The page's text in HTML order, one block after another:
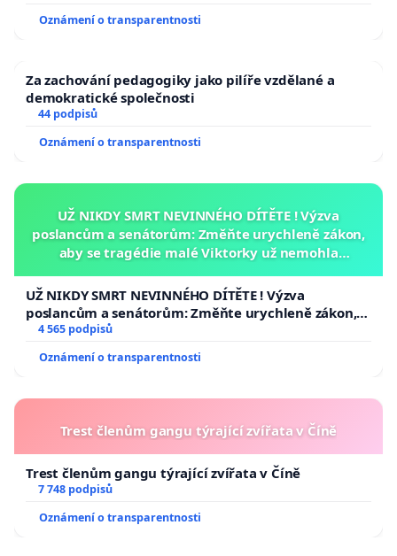
Oznámení o transparentnosti
Za zachování pedagogiky jako pilíře vzdělané a
demokratické společnosti
44 podpisů
Oznámení o transparentnosti
UŽ NIKDY SMRT NEVINNÉHO DÍTĚTE ! Výzva
poslancům a senátorům: Změňte urychleně zákon,
aby se tragédie malé Viktorky už nemohla
UŽ NIKDY SMRT NEVINNÉHO DÍTĚTE ! Výzva
poslancům a senátorům: Změňte urychleně zákon,
aby se tragédie malé Viktorky už nemohla opakovat!
4 565 podpisů
Oznámení o transparentnosti
Trest členům gangu týrající zvířata v Číně
Trest členům gangu týrající zvířata v Číně
7 748 podpisů
Oznámení o transparentnosti